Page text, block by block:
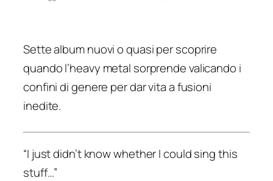
Sette album nuovi o quasi per scoprire
quando l’heavy metal sorprende valicando i
confini di genere per dar vita a fusioni
inedite.
“I just didn’t know whether I could sing this
stuff…”